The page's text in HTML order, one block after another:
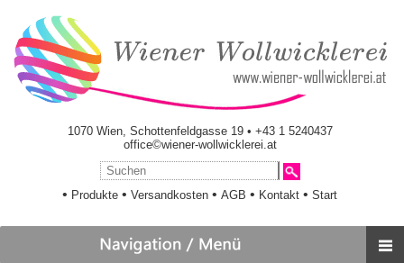
1070 Wien, Schottenfeldgasse 19 • +43 1 5240437
office©wiener-wollwicklerei.at
• Produkte •Versandkosten •AGB • Kontakt •Start